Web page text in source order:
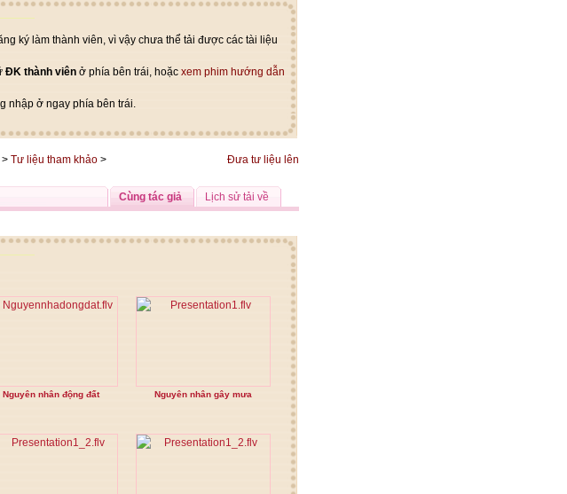
ký làm thành viên, vì vậy chưa thể tải được các tài liệu
ĐK thành viên ở phía bên trái, hoặc xem phim hướng dẫn
nhập ở ngay phía bên trái.
Đưa tư liệu lên
> Tư liệu tham khảo >
Cùng tác giả Lịch sử tải về
Nguyên nhân động đất Nguyên nhân gây mưa